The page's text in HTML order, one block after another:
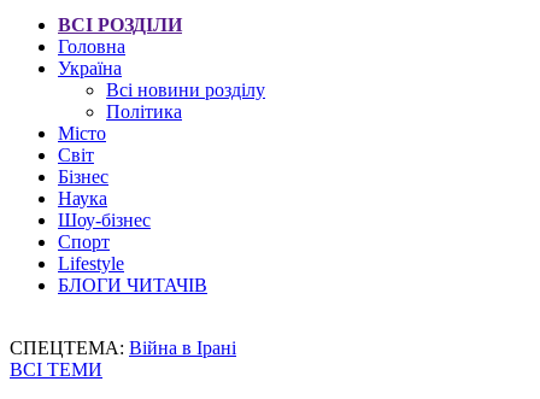
ВСІ РОЗДІЛИ
Головна
Україна
Всі новини розділу
Політика
Місто
Світ
Бізнес
Наука
Шоу-бізнес
Спорт
Lifestyle
БЛОГИ ЧИТАЧІВ
СПЕЦТЕМА: Війна в Ірані
ВСІ ТЕМИ